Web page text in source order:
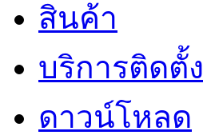
สินค้า
บริการติดตั้ง
ดาวน์โหลด